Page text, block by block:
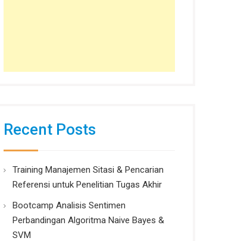
Recent Posts
Training Manajemen Sitasi & Pencarian
Referensi untuk Penelitian Tugas Akhir
Bootcamp Analisis Sentimen
Perbandingan Algoritma Naive Bayes &
SVM